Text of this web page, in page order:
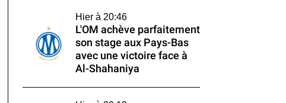
Hier à 20:46
L'OM achève parfaitement
son stage aux Pays-Bas
avec une victoire face à
Al-Shahaniya